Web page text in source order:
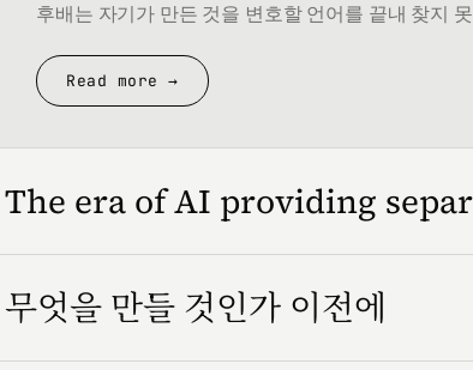
후배는 자기가 만든 것을 변호할 언어를 끝내 찾지
Read more →
The era of AI providing
무엇을 만들 것인가 이전에